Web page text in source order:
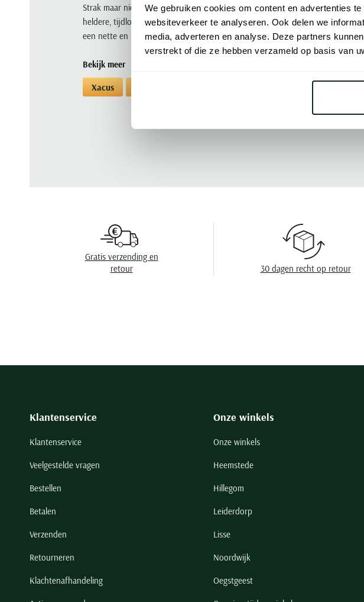
We gebruiken cookies om content en advertenties
websiteverkeer te analyseren. Ook delen we
media, adverteren en analyse. Deze partners
verstrekt of die ze hebben verzameld op basis van
Strak maar niet stijf, het ontwerp is chique en zakelijk zonder opsmuk,
heldere, tijdloze basis zoekt. Draag het bij een belangrijke vergadering of op
een nette en betrouwbare presentatie gewenst is.
Bekijk meer
Xacus
Gratis verzending en
retour
30 dagen recht op retour
Klantenservice
Klantenservice
Veelgestelde vragen
Bestellen
Betalen
Verzenden
Retourneren
Klachtenafhandeling
Onze winkels
Onze winkels
Heemstede
Hillegom
Leiderdorp
Lisse
Noordwijk
Oegstgeest